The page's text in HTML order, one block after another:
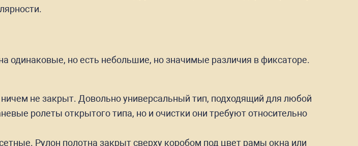
одинаковые, но есть небольшие, но значимые различия в фиксаторе.
не закрыт. Довольно универсальный тип, подходящий для любой
ролеты открытого типа, но и очистки они требуют относительно
Рулон полотна закрыт сверху коробом под цвет рамы окна или